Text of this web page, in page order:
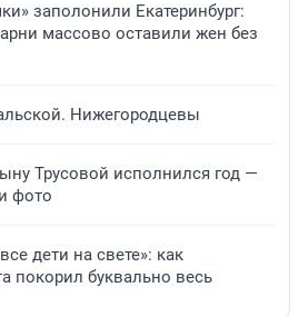
заполонили Екатеринбург:
массово оставили жен без
Нижегородцевы
Трусовой исполнился год —
фото
дети на свете»: как
покорил буквально весь